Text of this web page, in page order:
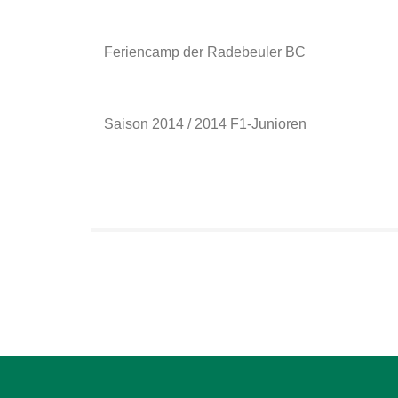
Feriencamp der Radebeuler BC
Saison 2014 / 2014 F1-Junioren